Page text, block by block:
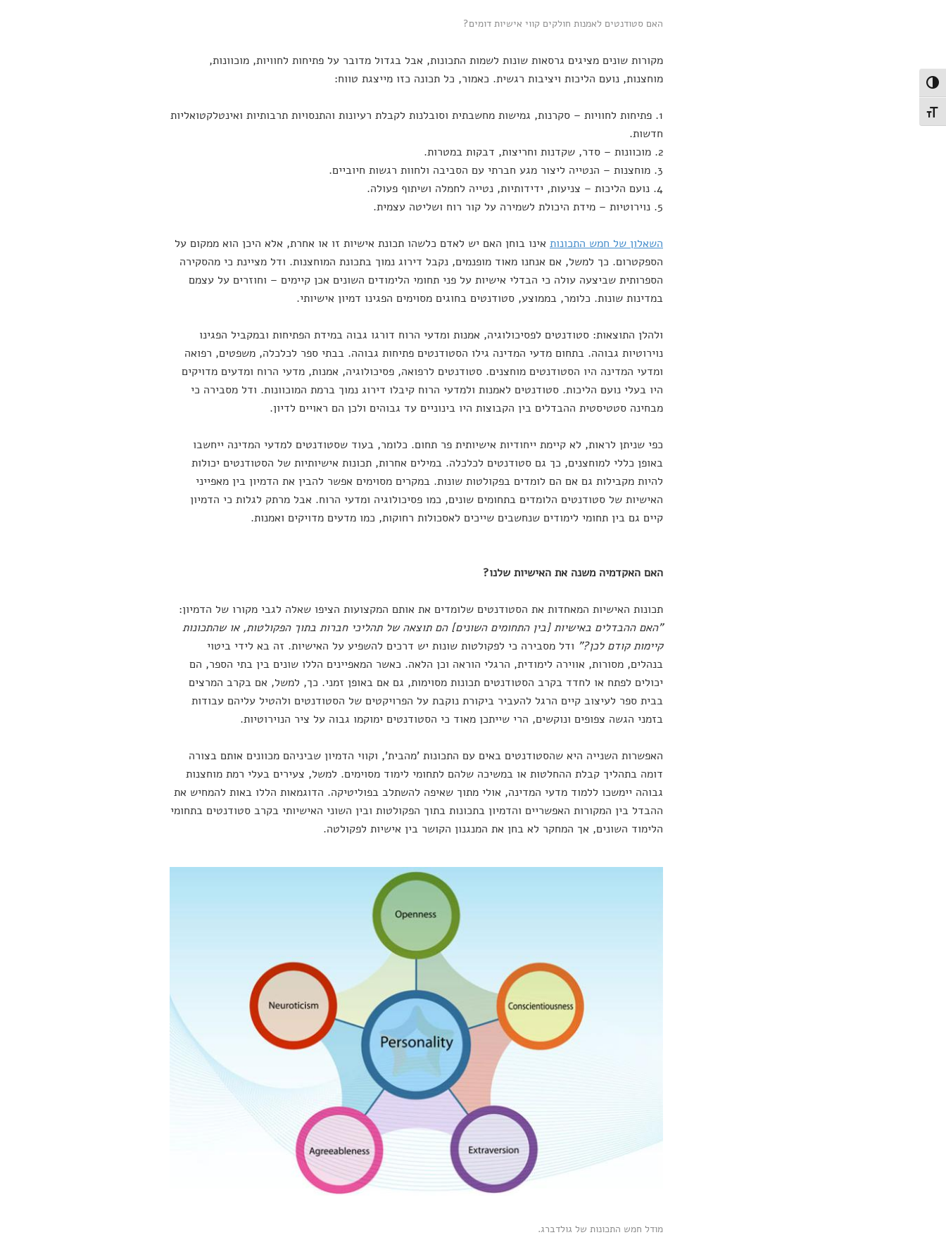
הפעל/כבה ניגודיות גבוהה
מתג גודל גופן
האם סטודנטים לאמנות חולקים קווי אישיות דומים?
מקורות שונים מציגים גרסאות שונות לשמות התכונות, אבל בגדול מדובר על פתיחות לחוויות, מוכוונות,
מוחצנות, נועם הליכות ויציבות רגשית. כאמור, כל תכונה כזו מייצגת טווח:
1. פתיחות לחוויות – סקרנות, גמישות מחשבתית וסובלנות לקבלת רעיונות והתנסויות תרבותיות ואינטלקטואליות
חדשות.
2. מוכוונות – סדר, שקדנות וחריצות, דבקות במטרות.
3. מוחצנות – הנטייה ליצור מגע חברתי עם הסביבה ולחוות רגשות חיוביים.
4. נועם הליכות – צניעות, ידידותיות, נטייה לחמלה ושיתוף פעולה.
5. נוירוטיות – מידת היכולת לשמירה על קור רוח ושליטה עצמית.
השאלון של חמש התכונות אינו בוחן האם יש לאדם כלשהו תכונת אישיות זו או אחרת, אלא היכן הוא ממקום על
הספקטרום. כך למשל, אם אנחנו מאוד מופנמים, נקבל דירוג נמוך בתכונת המוחצנות. ודל מציינת כי מהסקירה
הספרותית שביצעה עולה כי הבדלי אישיות על פני תחומי הלימודים השונים אכן קיימים – וחוזרים על עצמם
במדינות שונות. כלומר, בממוצע, סטודנטים בחוגים מסוימים הפגינו דמיון אישיותי.
ולהלן התוצאות: סטודנטים לפסיכולוגיה, אמנות ומדעי הרוח דורגו גבוה במידת הפתיחות ובמקביל הפגינו
נוירוטיות גבוהה. בתחום מדעי המדינה גילו הסטודנטים פתיחות גבוהה. בבתי ספר לכלכלה, משפטים, רפואה
ומדעי המדינה היו הסטודנטים מוחצנים. סטודנטים לרפואה, פסיכולוגיה, אמנות, מדעי הרוח ומדעים מדויקים
היו בעלי נועם הליכות. סטודנטים לאמנות ולמדעי הרוח קיבלו דירוג נמוך ברמת המוכוונות. ודל מסבירה כי
מבחינה סטטיסטית ההבדלים בין הקבוצות היו בינוניים עד גבוהים ולכן הם ראויים לדיון.
כפי שניתן לראות, לא קיימת ייחודיות אישיותית פר תחום. כלומר, בעוד שסטודנטים למדעי המדינה ייחשבו
באופן כללי למוחצנים, כך גם סטודנטים לכלכלה. במילים אחרות, תכונות אישיותיות של הסטודנטים יכולות
להיות מקבילות גם אם הם לומדים בפקולטות שונות. במקרים מסוימים אפשר להבין את הדמיון בין מאפייני
האישיות של סטודנטים הלומדים בתחומים שונים, כמו פסיכולוגיה ומדעי הרוח. אבל מרתק לגלות כי הדמיון
קיים גם בין תחומי לימודים שנחשבים שייכים לאסכולות רחוקות, כמו מדעים מדויקים ואמנות.
האם האקדמיה משנה את האישיות שלנו?
תכונות האישיות המאחדות את הסטודנטים שלומדים את אותם המקצועות הציפו שאלה לגבי מקורו של הדמיון:
"האם ההבדלים באישיות [בין התחומים השונים] הם תוצאה של תהליכי חברות בתוך הפקולטות, או שהתכונות
קיימות קודם לכן?" ודל מסבירה כי לפקולטות שונות יש דרכים להשפיע על האישיות. זה בא לידי ביטוי
בנהלים, מסורות, אווירה לימודית, הרגלי הוראה וכן הלאה. כאשר המאפיינים הללו שונים בין בתי הספר, הם
יכולים לפתח או לחדד בקרב הסטודנטים תכונות מסוימות, גם אם באופן זמני. כך, למשל, אם בקרב המרצים
בבית ספר לעיצוב קיים הרגל להעביר ביקורת נוקבת על הפרויקטים של הסטודנטים ולהטיל עליהם עבודות
בזמני הגשה צפופים ונוקשים, הרי שייתכן מאוד כי הסטודנטים ימוקמו גבוה על ציר הנוירוטיות.
האפשרות השנייה היא שהסטודנטים באים עם התכונות 'מהבית', וקווי הדמיון שביניהם מכוונים אותם בצורה
דומה בתהליך קבלת ההחלטות או במשיכה שלהם לתחומי לימוד מסוימים. למשל, צעירים בעלי רמת מוחצנות
גבוהה יימשכו ללמוד מדעי המדינה, אולי מתוך שאיפה להשתלב בפוליטיקה. הדוגמאות הללו באות להמחיש את
ההבדל בין המקורות האפשריים והדמיון בתכונות בתוך הפקולטות ובין השוני האישיותי בקרב סטודנטים בתחומי
הלימוד השונים, אך המחקר לא בחן את המנגנון הקושר בין אישיות לפקולטה.
מודל חמש התכונות של גולדברג.